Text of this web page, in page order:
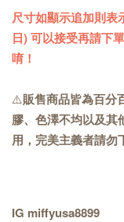
尺寸如顯示追加則表
日) 可以接受再請下
唷！
⚠️販售商品皆為百分
膠、色澤不均以及其
用，完美主義者請勿
IG miffyusa8899